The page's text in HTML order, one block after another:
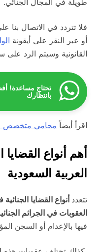
فلا تتردد في الاتصال بنا
أو عبر النقر على أيقونة
القانونية وسيتم الرد
تحتاج مساعدة!
بانتظارك
اقرأ أيضاً محامي متخصص في
أهم أنواع
العربية السعودية
تتعدد أنواع القضايا
العقوبات في الجرائم
فيها بالإعدام أو السجن